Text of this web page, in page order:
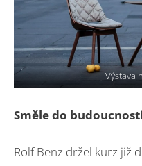
Výstava
Směle do budoucnosti
Rolf Benz držel kurz již